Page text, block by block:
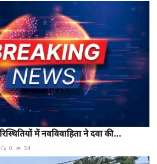
में नवविवाहिता ने दवा की...
0 34